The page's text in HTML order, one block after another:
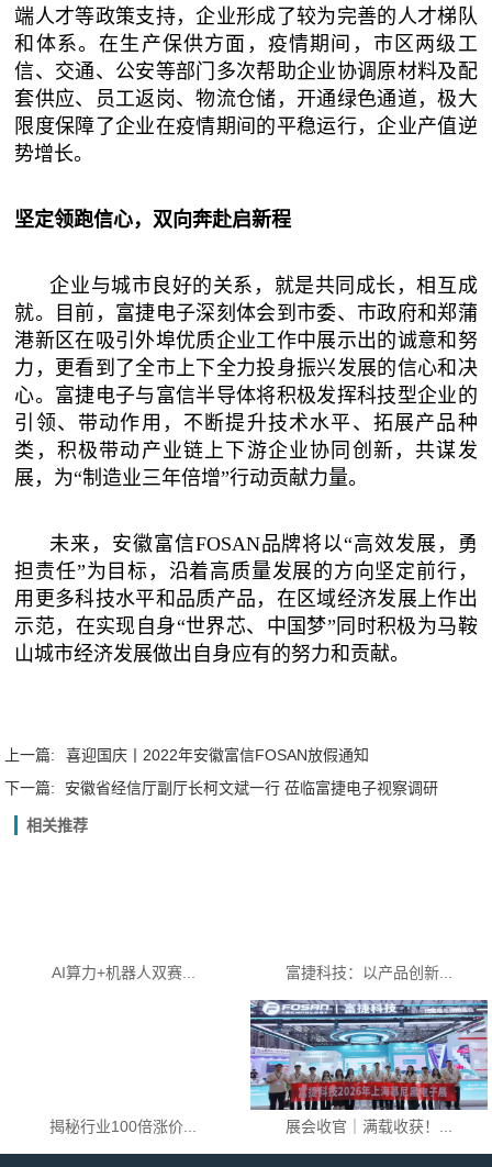
端人才等政策支持，企业形成了较为完善的人才梯队
和体系。在生产保供方面，疫情期间，市区两级工
信、交通、公安等部门多次帮助企业协调原材料及配
套供应、员工返岗、物流仓储，开通绿色通道，极大
限度保障了企业在疫情期间的平稳运行，企业产值逆
势增长。
坚定领跑信心，双向奔赴启新程
企业与城市良好的关系，就是共同成长，相互成
就。目前，富捷电子深刻体会到市委、市政府和郑蒲
港新区在吸引外埠优质企业工作中展示出的诚意和努
力，更看到了全市上下全力投身振兴发展的信心和决
心。富捷电子与富信半导体将积极发挥科技型企业的
引领、带动作用，不断提升技术水平、拓展产品种
类，积极带动产业链上下游企业协同创新，共谋发
展，为“制造业三年倍增”行动贡献力量。
未来，安徽富信FOSAN品牌将以“高效发展，勇
担责任”为目标，沿着高质量发展的方向坚定前行，
用更多科技水平和品质产品，在区域经济发展上作出
示范，在实现自身“世界芯、中国梦”同时积极为马鞍
山城市经济发展做出自身应有的努力和贡献。
上一篇:
喜迎国庆丨2022年安徽富信FOSAN放假通知
下一篇:
安徽省经信厅副厅长柯文斌一行 莅临富捷电子视察调研
相关推荐
AI算力+机器人双赛... 富捷科技：以产品创新...
揭秘行业100倍涨价... 展会收官｜满载收获！...